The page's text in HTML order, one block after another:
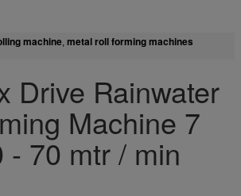
machine, metal roll forming machines
Drive Rainwater
Machine 7
- 70 mtr / min